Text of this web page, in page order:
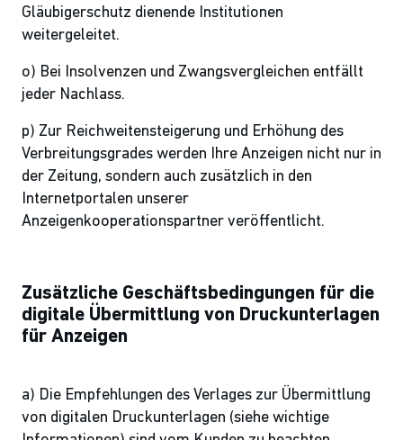
Gläubigerschutz dienende Institutionen
weitergeleitet.
o) Bei Insolvenzen und Zwangsvergleichen entfällt
jeder Nachlass.
p) Zur Reichweitensteigerung und Erhöhung des
Verbreitungsgrades werden Ihre Anzeigen nicht nur in
der Zeitung, sondern auch zusätzlich in den
Internetportalen unserer
Anzeigenkooperationspartner veröffentlicht.
Zusätzliche Geschäftsbedingungen für die
digitale Übermittlung von Druckunterlagen
für Anzeigen
a) Die Empfehlungen des Verlages zur Übermittlung
von digitalen Druckunterlagen (siehe wichtige